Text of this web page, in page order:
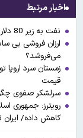
اخبار مرتبط
نفت به زیر 80 دلار سقوط کرد
می‌فروشد؟
قیمت
سرلشکر صفوی
رویترز: جمهوری
کاهش داده/